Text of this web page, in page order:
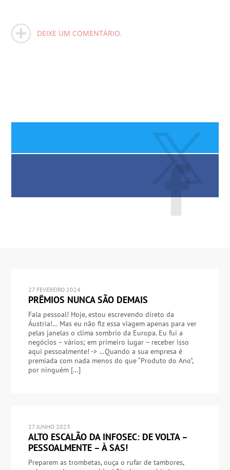
DEIXE UM COMENTÁRIO.
27 FEVEREIRO 2024
PRÊMIOS NUNCA SÃO DEMAIS
Fala pessoal! Hoje, estou escrevendo direto da
Áustria!… Mas eu não fiz essa viagem apenas para ver
pelas janelas o clima sombrio da Europa. Eu fui a
negócios – vários; em primeiro lugar – receber isso
aqui pessoalmente! -> …Quando a sua empresa é
premiada com nada menos do que “Produto do Ano”,
por ninguém […]
27 JUNHO 2023
ALTO ESCALÃO DA INFOSEC: DE VOLTA –
PESSOALMENTE – À SAS!
Preparem as trombetas, ouça o rufar de tambores,